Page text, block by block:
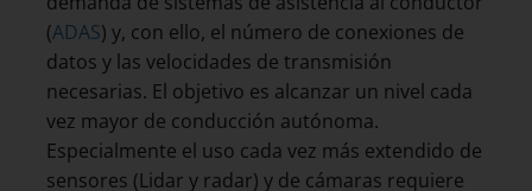
(ADAS) y, con ello, el número de conexiones de
datos y las velocidades de transmisión
necesarias. El objetivo es alcanzar un nivel cada
vez mayor de conducción autónoma.
Especialmente el uso cada vez más extendido de
sensores (Lidar y radar) y de cámaras requiere